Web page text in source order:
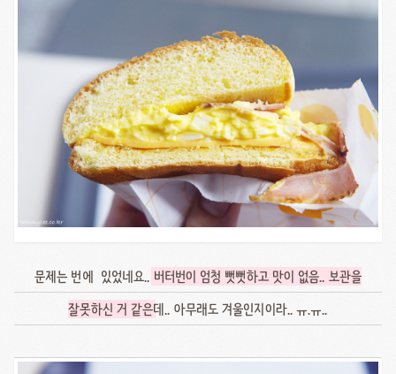
문제는 번에 있었네요.. 버터번이 엄청 뻣뻣하고 맛이 없음.. 보관을
잘못하신 거 같은데.. 아무래도 겨울인지이라.. ㅠ.ㅠ..